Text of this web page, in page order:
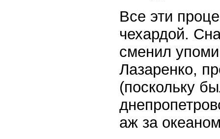
Все эти
чехардой.
сменил
Лазаренко,
(поскольку
аж за